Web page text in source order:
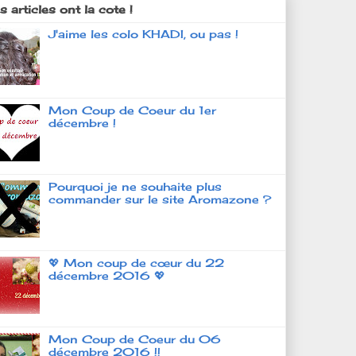
articles ont la cote !
J'aime les colo KHADI, ou pas !
Mon Coup de Coeur du 1er
décembre !
Pourquoi je ne souhaite plus
commander sur le site Aromazone ?
💖 Mon coup de cœur du 22
décembre 2016 💖
Mon Coup de Coeur du 06
décembre 2016 !!